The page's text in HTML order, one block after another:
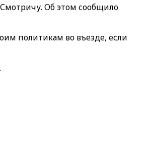
Об этом сообщило
политикам во въезде, если